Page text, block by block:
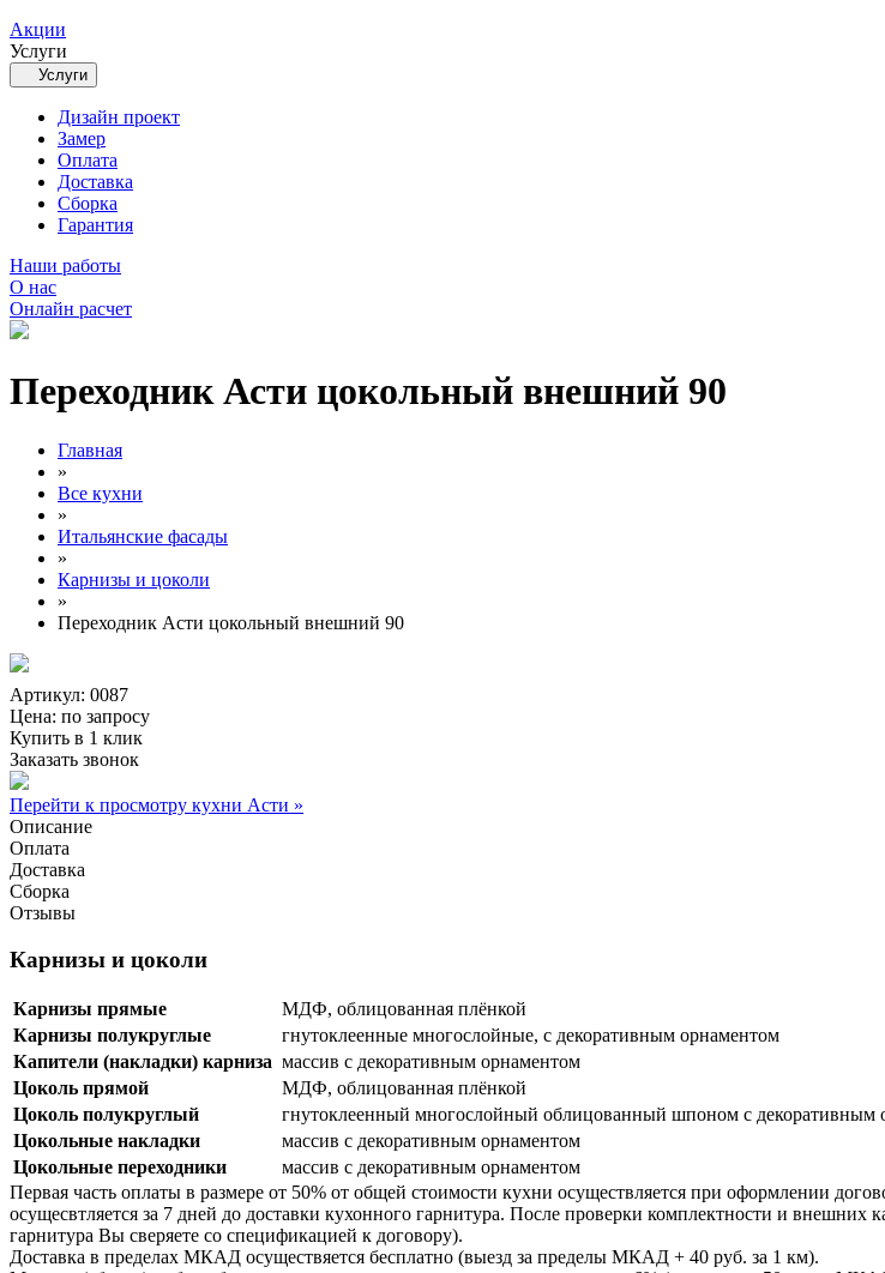
Акции
Услуги
Услуги
Дизайн проект
Замер
Оплата
Доставка
Сборка
Гарантия
Наши работы
О нас
Онлайн расчет
Переходник Асти цокольный внешний 90
Главная
»
Все кухни
»
Итальянские фасады
»
Карнизы и цоколи
»
Переходник Асти цокольный внешний 90
Артикул: 0087
Цена: по запросу
Купить в 1 клик
Заказать звонок
Перейти к просмотру кухни Асти »
Описание
Оплата
Доставка
Сборка
Отзывы
Карнизы и цоколи
Карнизы прямые
МДФ, облицованная плёнкой
Карнизы полукруглые
гнутоклеенные многослойные, с декоративным орнаментом
Капители (накладки) карниза массив с декоративным орнаментом
Цоколь прямой
МДФ, облицованная плёнкой
Цоколь полукруглый
гнутоклеенный многослойный облицованный шпоном с декоративным
Цокольные накладки
массив с декоративным орнаментом
Цокольные переходники
массив с декоративным орнаментом
Первая часть оплаты в размере от 50% от общей стоимости кухни осуществляется при оформлении
осущесвтляется за 7 дней до доставки кухонного гарнитура. После проверки комплектности и внешних
гарнитура Вы сверяете со спецификацией к договору).
Доставка в пределах МКАД осуществяется бесплатно (выезд за пределы МКАД + 40 руб. за 1 км).